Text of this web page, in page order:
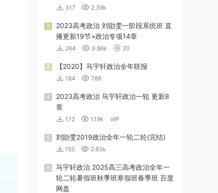
317 2.39k
2
2023高考政治 刘勖雯一阶段系统班 直
播更新19节+政治专项14章
264 3.86k 20
3 【2020】马宇轩政治全年联报
184 789
4
2023高考政治 马宇轩政治一轮 更新8
章
172 1.19k VIP
5 刘勖雯2019政治全年一轮二轮(完结)
155 2.83k
6
马宇轩政治 2025高三高考政治全年一
轮二轮暑假班秋季班寒假班春季班 百度
网盘